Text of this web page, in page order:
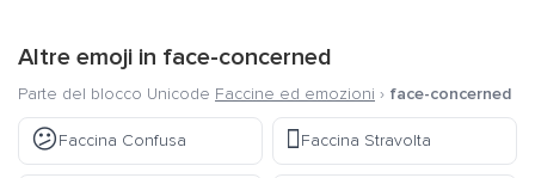
Altre emoji in face-concerned
Parte del blocco Unicode Faccine ed emozioni › face-concerned
😕Faccina Confusa 🫪Faccina Stravolta